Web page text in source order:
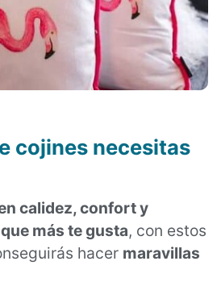
cojines necesitas
calidez, confort y
más te gusta, con estos
hacer maravillas